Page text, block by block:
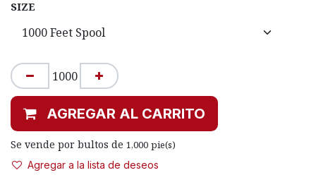
SIZE
AGREGAR AL CARRITO
Se vende por bultos de 1,000 pie(s)
Agregar a la lista de deseos